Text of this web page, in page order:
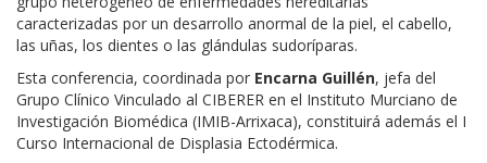
caracterizadas por un desarrollo anormal de la piel, el cabello,
las uñas, los dientes o las glándulas sudoríparas.
Esta conferencia, coordinada por Encarna Guillén, jefa del
Grupo Clínico Vinculado al CIBERER en el Instituto Murciano de
Investigación Biomédica (IMIB-Arrixaca), constituirá además el I
Curso Internacional de Displasia Ectodérmica.